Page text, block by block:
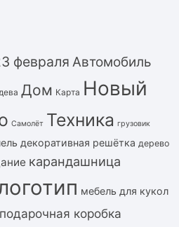
февраля Автомобиль
Дом Карта Новый
Самолёт Техника грузовик
декоративная решётка дерево
карандашница
мебель для кукол
подарочная коробка